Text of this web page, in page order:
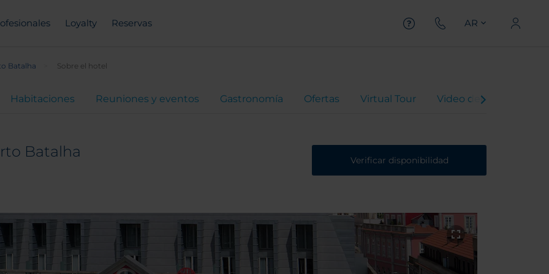
Loyalty Reservas AR
Batalha Sobre el hotel
Habitaciones Reuniones y eventos Gastronomía Ofertas Virtual Tour Video del Hotel
Batalha Verificar disponibilidad